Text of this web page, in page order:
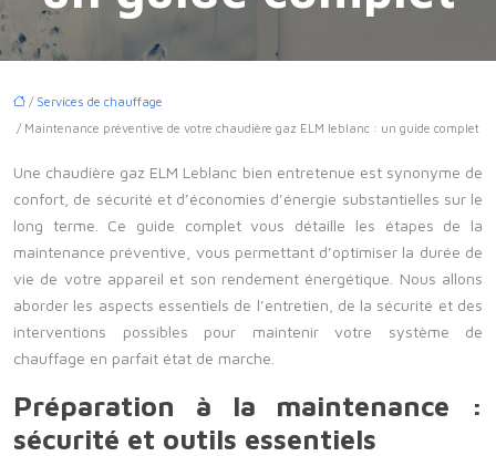
/ Services de chauffage
/ Maintenance préventive de votre chaudière gaz ELM leblanc : un guide complet
Une chaudière gaz ELM Leblanc bien entretenue est synonyme de
confort, de sécurité et d’économies d’énergie substantielles sur le
long terme. Ce guide complet vous détaille les étapes de la
maintenance préventive, vous permettant d’optimiser la durée de
vie de votre appareil et son rendement énergétique. Nous allons
aborder les aspects essentiels de l’entretien, de la sécurité et des
interventions possibles pour maintenir votre système de
chauffage en parfait état de marche.
Préparation à la maintenance :
sécurité et outils essentiels